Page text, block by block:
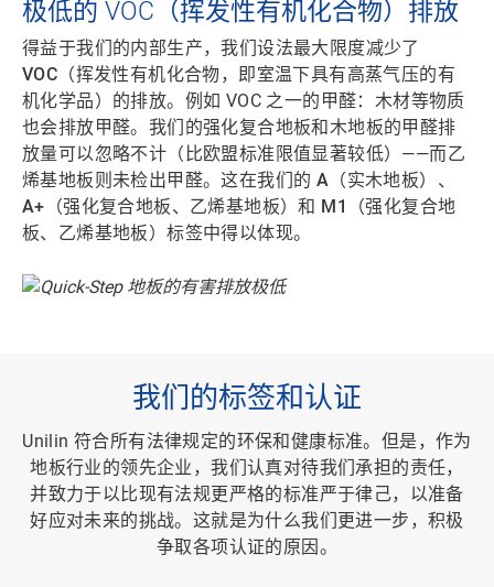
极低的 VOC（挥发性有机化合物）排放
得益于我们的内部生产，我们设法最大限度减少了
VOC（挥发性有机化合物，即室温下具有高蒸气压的有
机化学品）的排放。例如 VOC 之一的甲醛：木材等物质
也会排放甲醛。我们的强化复合地板和木地板的甲醛排
放量可以忽略不计（ 比欧盟标准限值显著较低）——而乙
烯基地板则未检出甲醛。这在我们的 A （实木地板）、
A+ （强化复合地板、乙烯基地板）和 M1
（强化复合地
板、乙烯基地板）标签中得以体现。
我们的标签和认证
Unilin 符合所有法律规定的环保和健康标准。但是，作为
地板行业的领先企业，我们认真对待我们承担的责任，
并致力于以比现有法规更严格的标准严于律己，以准备
好应对未来的挑战。这就是为什么我们更进一步， 积极
争取各项认证的原因。